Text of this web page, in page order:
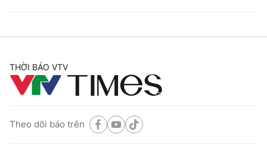
THỜI BÁO VTV
Theo dõi báo trên